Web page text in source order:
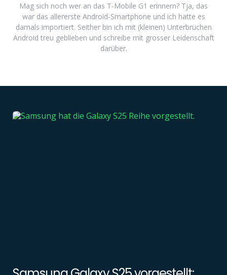
Mag sich noch wer an das T-Mobile G1 erinnern? Tja, das
war das allererste Android-Smartphone und ich hatte es
damals importiert. Seither bin ich mit (kleinen) Unterbrüchen
Android treu geblieben und schreibe mit grosser Leidenschaft
darüber.